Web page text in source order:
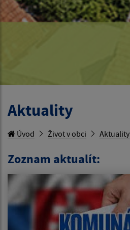
Aktuality
Úvod Život v obci Aktuality
Zoznam aktualít: